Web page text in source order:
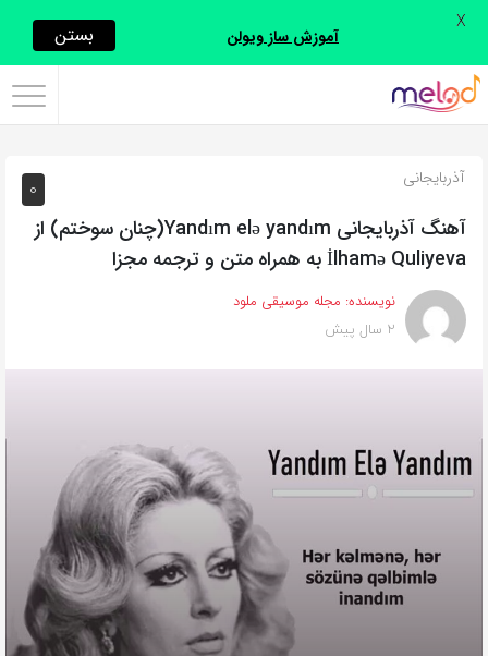
اشتراک
با
روش‌های
زیر
این
صفحه
را
خود
به
بگذارید.
0 آذربایجانی
آهنگ آذربایجانی Yandım elə yandım(چنان سوختم) از
İlhamə Quliyeva به همراه متن و ترجمه مجزا
نویسنده: مجله موسیقی ملود
2 سال پیش
آموزش ساز ویولن بستن X